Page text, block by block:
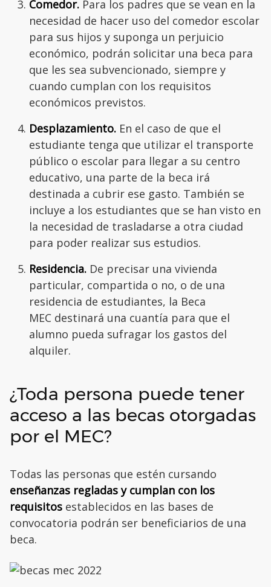
Comedor. Para los padres que se vean en la
necesidad de hacer uso del comedor escolar
para sus hijos y suponga un perjuicio
económico, podrán solicitar una beca para
que les sea subvencionado, siempre y
cuando cumplan con los requisitos
económicos previstos.
Desplazamiento. En el caso de que el
estudiante tenga que utilizar el transporte
público o escolar para llegar a su centro
educativo, una parte de la beca irá
destinada a cubrir ese gasto. También se
incluye a los estudiantes que se han visto en
la necesidad de trasladarse a otra ciudad
para poder realizar sus estudios.
Residencia. De precisar una vivienda
particular, compartida o no, o de una
residencia de estudiantes, la Beca
MEC destinará una cuantía para que el
alumno pueda sufragar los gastos del
alquiler.
¿Toda persona puede tener
acceso a las becas otorgadas
por el MEC?
Todas las personas que estén cursando
enseñanzas regladas y cumplan con los
requisitos establecidos en las bases de
convocatoria podrán ser beneficiarios de una
beca.